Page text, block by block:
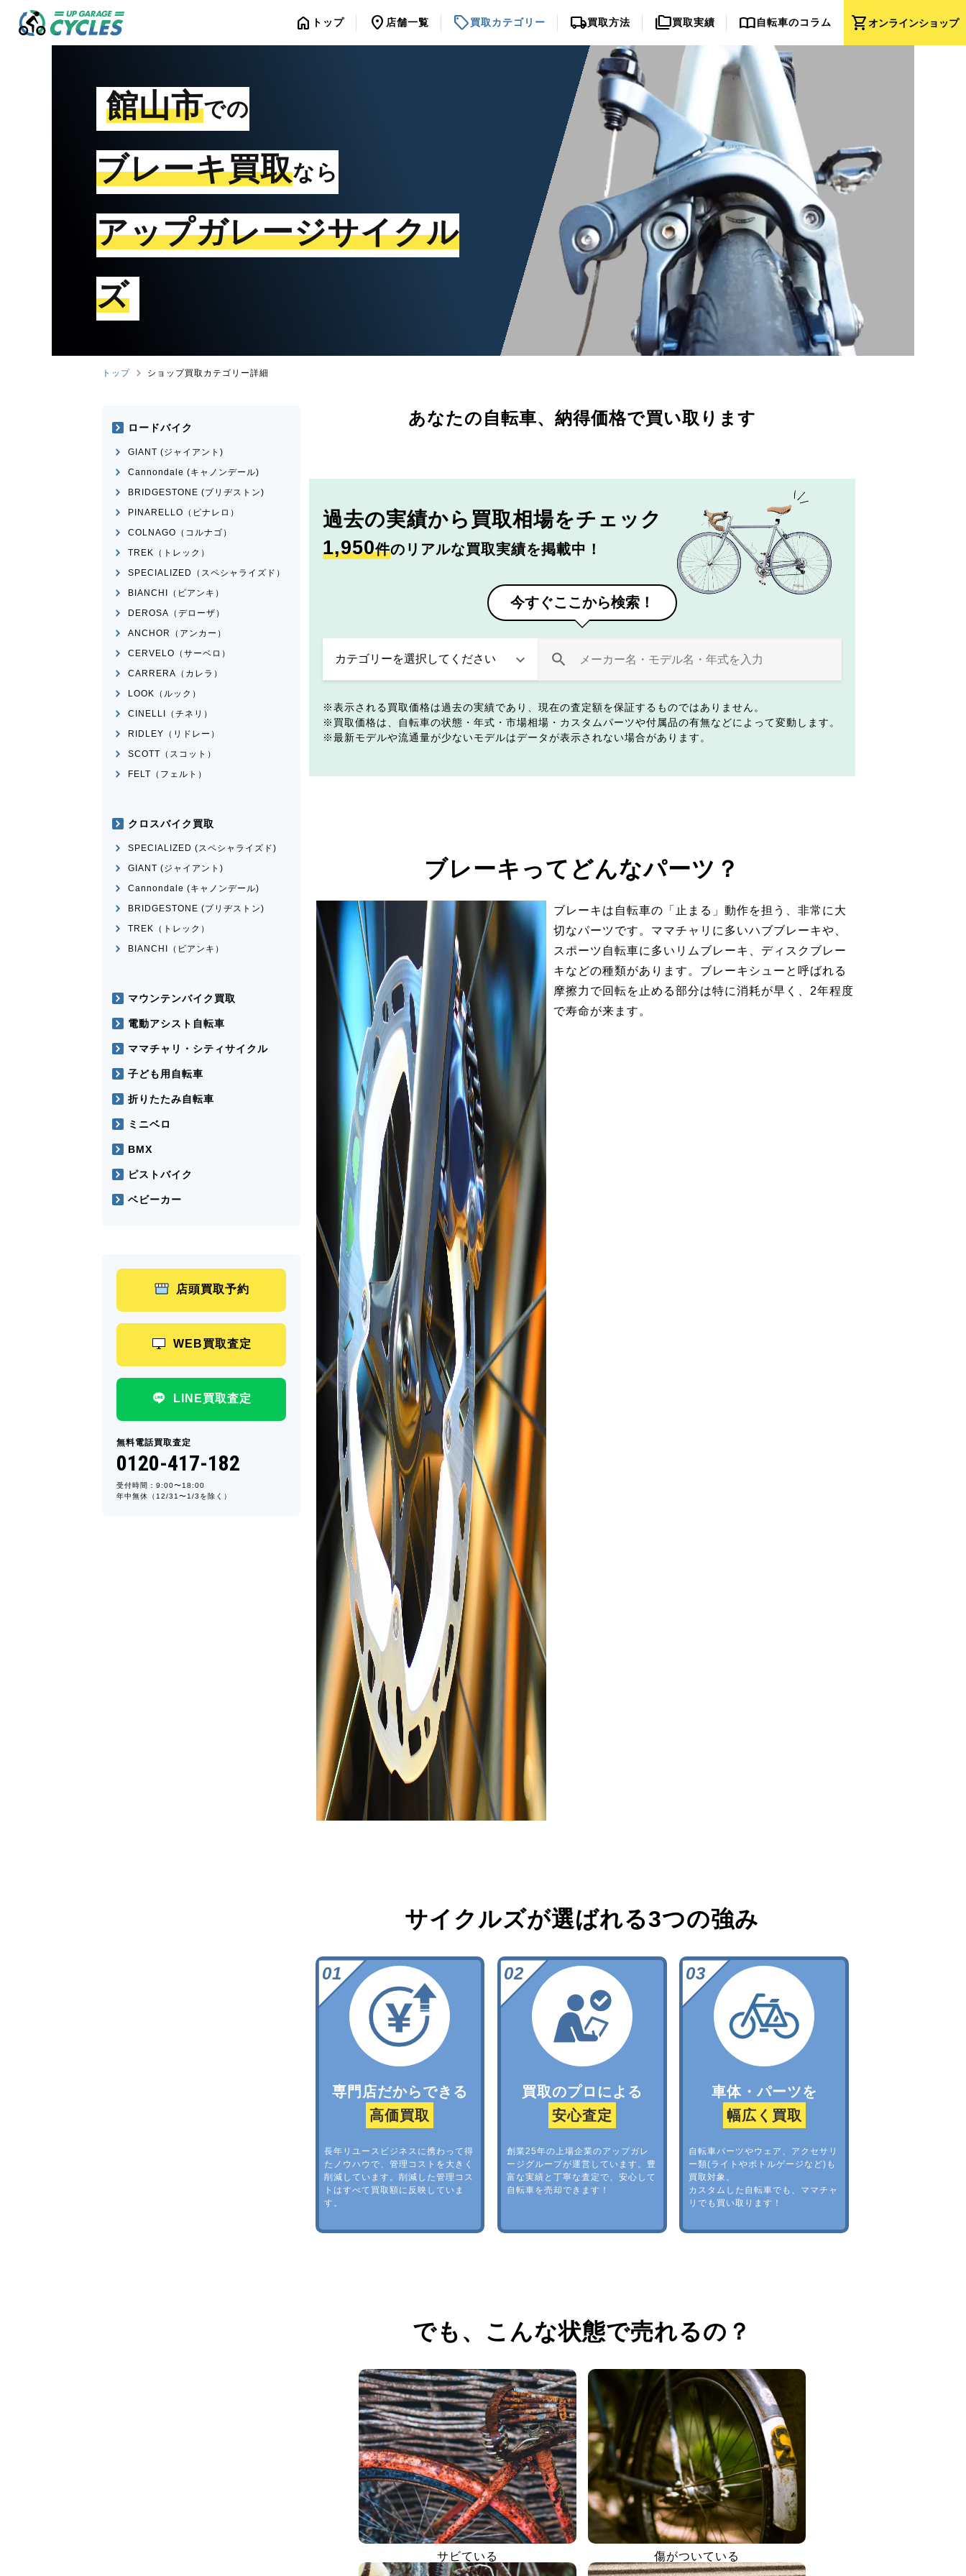
shopping_cartオンラインショップ
home トップ location_on 店舗一覧 sell買取カテゴリー local_shipping買取方法 folder_copy買取実績 import_contacts自転車のコラム
館山市での
ブレーキ買取なら
アップガレージサイクル
ズ
トップ ショップ買取カテゴリー詳細
あなたの自転車、 納得価格で買い取ります
過去の実績から 買取相場をチェック
1,950件のリアルな買取実績を掲載中！
今すぐここから検索！
表示される買取価格は過去の実績であり、現在の査定額を保証するものではありません。
買取価格は、自転車の状態・年式・市場相場・カスタムパーツや付属品の有無などによって変動します。
最新モデルや流通量が少ないモデルはデータが表示されない場合があります。
ブレーキってどんなパーツ？
ブレーキは自転車の「止まる」動作を担う、非常に大
切なパーツです。ママチャリに多いハブブレーキや、
スポーツ自転車に多いリムブレーキ、ディスクブレー
キなどの種類があります。ブレーキシューと呼ばれる
摩擦力で回転を止める部分は特に消耗が早く、2年程度
で寿命が来ます。
サイクルズが選ばれる3つの強み
専門店だからできる
高価買取
長年リユースビジネスに携わって得
たノウハウで、管理コストを大きく
削減しています。削減した管理コス
トはすべて買取額に反映していま
す。
買取のプロによる
安心査定
創業25年の上場企業のアップガレ
ージグループが運営しています。豊
富な実績と丁寧な査定で、安心して
自転車を売却できます！
車体・パーツを
幅広く買取
自転車パーツやウェア、アクセサリ
ー類(ライトやボトルゲージなど)も
買取対象。
カスタムした自転車でも、ママチャ
リでも買い取ります！
でも、 こんな状態で売れるの？
サビている 傷がついている
ロードバイク
GIANT (ジャイアント)
Cannondale (キャノンデール)
BRIDGESTONE (ブリヂストン)
PINARELLO（ピナレロ）
COLNAGO（コルナゴ）
TREK（トレック）
SPECIALIZED（スペシャライズド）
BIANCHI（ビアンキ）
DEROSA（デローザ）
ANCHOR（アンカー）
CERVELO（サーベロ）
CARRERA（カレラ）
LOOK（ルック）
CINELLI（チネリ）
RIDLEY（リドレー）
SCOTT（スコット）
FELT（フェルト）
クロスバイク買取
SPECIALIZED (スペシャライズド)
GIANT (ジャイアント)
Cannondale (キャノンデール)
BRIDGESTONE (ブリヂストン)
TREK（トレック）
BIANCHI（ビアンキ）
マウンテンバイク買取
電動アシスト自転車
ママチャリ・シティサイクル
子ども用自転車
折りたたみ自転車
ミニベロ
BMX
ピストバイク
ベビーカー
店頭買取予約
WEB買取査定
LINE買取査定
無料電話買取査定
0120-417-182
受付時間：9:00〜18:00
年中無休（12/31〜1/3を除く）